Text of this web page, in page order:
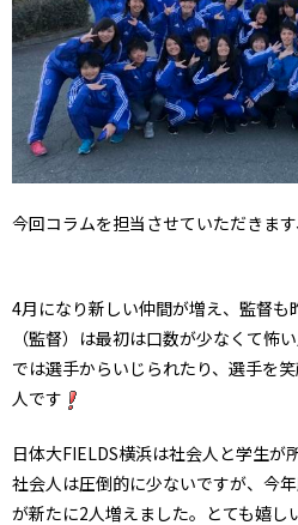
今回コラムを担当させていただきま
4月になり新しい仲間が増え、監督
（監督）は最初は口数が少なくて怖
では選手からいじられたり、選手を
人です
日体大FIELDS横浜は社会人と学生が
社会人は圧倒的に少ないですが、今
が新たに2人増えました。とても嬉し